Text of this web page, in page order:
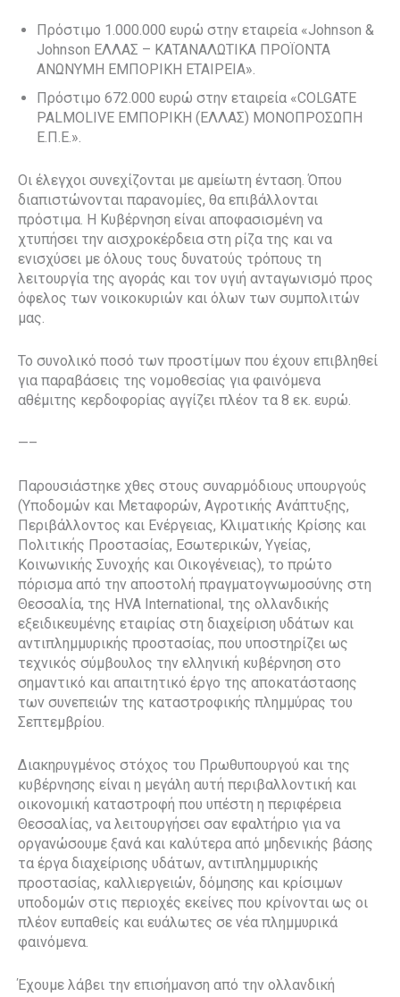
Πρόστιμο 1.000.000 ευρώ στην εταιρεία «Johnson &
Johnson ΕΛΛΑΣ – ΚΑΤΑΝΑΛΩΤΙΚΑ ΠΡΟΪΟΝΤΑ
ΑΝΩΝΥΜΗ ΕΜΠΟΡΙΚΗ ΕΤΑΙΡΕΙΑ».
Πρόστιμο 672.000 ευρώ στην εταιρεία «COLGATE
PALMOLIVE ΕΜΠΟΡΙΚΗ (ΕΛΛΑΣ) ΜΟΝΟΠΡΟΣΩΠΗ
Ε.Π.Ε.».
Οι έλεγχοι συνεχίζονται με αμείωτη ένταση. Όπου
διαπιστώνονται παρανομίες, θα επιβάλλονται
πρόστιμα. Η Κυβέρνηση είναι αποφασισμένη να
χτυπήσει την αισχροκέρδεια στη ρίζα της και να
ενισχύσει με όλους τους δυνατούς τρόπους τη
λειτουργία της αγοράς και τον υγιή ανταγωνισμό προς
όφελος των νοικοκυριών και όλων των συμπολιτών
μας.
Το συνολικό ποσό των προστίμων που έχουν επιβληθεί
για παραβάσεις της νομοθεσίας για φαινόμενα
αθέμιτης κερδοφορίας αγγίζει πλέον τα 8 εκ. ευρώ.
—–
Παρουσιάστηκε χθες στους συναρμόδιους υπουργούς
(Υποδομών και Μεταφορών, Αγροτικής Ανάπτυξης,
Περιβάλλοντος και Ενέργειας, Κλιματικής Κρίσης και
Πολιτικής Προστασίας, Εσωτερικών, Υγείας,
Κοινωνικής Συνοχής και Οικογένειας), το πρώτο
πόρισμα από την αποστολή πραγματογνωμοσύνης στη
Θεσσαλία, της HVA International, της ολλανδικής
εξειδικευμένης εταιρίας στη διαχείριση υδάτων και
αντιπλημμυρικής προστασίας, που υποστηρίζει ως
τεχνικός σύμβουλος την ελληνική κυβέρνηση στο
σημαντικό και απαιτητικό έργο της αποκατάστασης
των συνεπειών της καταστροφικής πλημμύρας του
Σεπτεμβρίου.
Διακηρυγμένος στόχος του Πρωθυπουργού και της
κυβέρνησης είναι η μεγάλη αυτή περιβαλλοντική και
οικονομική καταστροφή που υπέστη η περιφέρεια
Θεσσαλίας, να λειτουργήσει σαν εφαλτήριο για να
οργανώσουμε ξανά και καλύτερα από μηδενικής βάσης
τα έργα διαχείρισης υδάτων, αντιπλημμυρικής
προστασίας, καλλιεργειών, δόμησης και κρίσιμων
υποδομών στις περιοχές εκείνες που κρίνονται ως οι
πλέον ευπαθείς και ευάλωτες σε νέα πλημμυρικά
φαινόμενα.
Έχουμε λάβει την επισήμανση από την ολλανδική